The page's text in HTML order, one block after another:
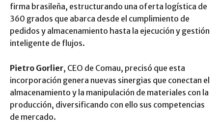
firma brasileña, estructurando una oferta logística de
360 grados que abarca desde el cumplimiento de
pedidos y almacenamiento hasta la ejecución y gestión
inteligente de flujos.
Pietro Gorlier, CEO de Comau, precisó que esta
incorporación genera nuevas sinergias que conectan el
almacenamiento y la manipulación de materiales con la
producción, diversificando con ello sus competencias
de mercado.